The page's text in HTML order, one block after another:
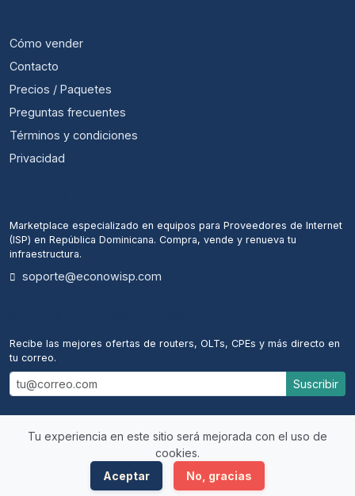
Tu experiencia en este sitio será mejorada con el uso de
cookies.
Aceptar
No, gracias
Cómo vender
Contacto
Precios / Paquetes
Preguntas frecuentes
Términos y condiciones
Privacidad
Marketplace especializado en equipos para Proveedores de Internet
(ISP) en República Dominicana. Compra, vende y renueva tu
infraestructura.
soporte@econowisp.com
Recibe las mejores ofertas de routers, OLTs, CPEs y más directo en
tu correo.
Suscribir
© 2026 econowisp. Todos los derechos reservados.
MeloMultiservices